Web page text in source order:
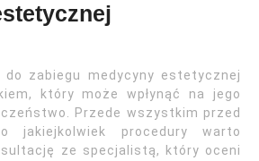
do zabiegu medycyny estetycznej
który może wpłynąć na jego
Przede wszystkim przed
jakiejkolwiek procedury warto
ze specjalistą, który oceni